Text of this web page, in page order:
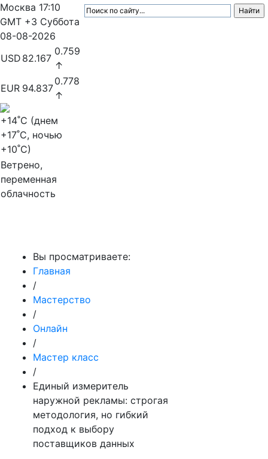
Москва 17:10
GMT +3 Суббота
08-08-2026
USD 82.167
0.759
↑
EUR 94.837
0.778
↑
+14˚C (днем
+17˚C, ночью
+10˚C)
Ветрено,
переменная
облачность
Вы просматриваете:
Главная
/
Мастерство
/
Онлайн
/
Мастер класс
/
Единый измеритель
наружной рекламы: строгая
методология, но гибкий
подход к выбору
поставщиков данных